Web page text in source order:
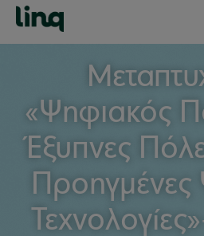
«Ψηφιακός
Έξυπνες
Προηγμένες